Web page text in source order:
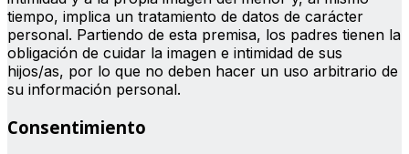
tiempo, implica un tratamiento de datos de carácter
personal. Partiendo de esta premisa, los padres tienen la
obligación de cuidar la imagen e intimidad de sus
hijos/as, por lo que no deben hacer un uso arbitrario de
su información personal.
Consentimiento